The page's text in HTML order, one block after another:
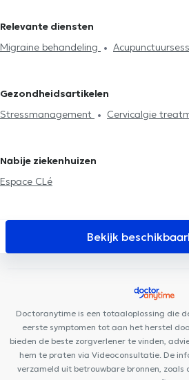
Relevante diensten
Migraine behandeling
Huisbezoek
Articulatieproblemen
Kaakproblemen
Consultatie
Gezondheidsartikelen
Stressmanagement
Cervicalgie
Nabije ziekenhuizen
Espace CLé
Bekijk
Doctoranytime is een totaaloplossing die
eerste symptomen tot aan het herstel
bieden de beste zorgverlener te vinden,
hem te praten via Videoconsultatie. De
verzameld uit betrouwbare bronnen, zoals